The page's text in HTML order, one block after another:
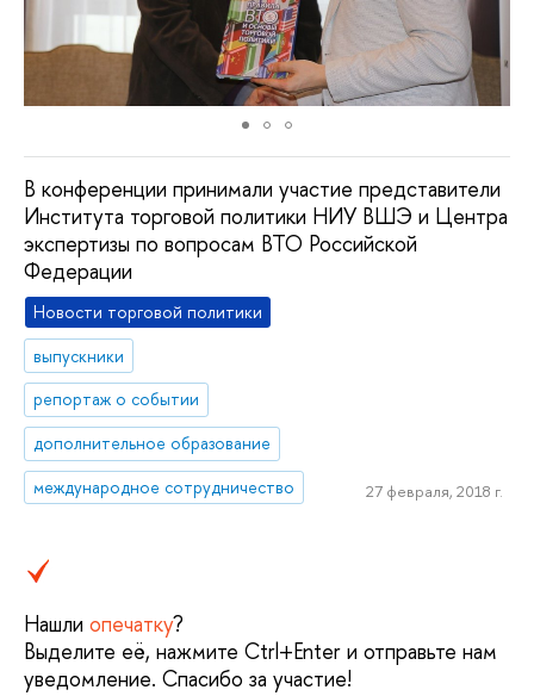
В конференции принимали участие представители
Института торговой политики НИУ ВШЭ и Центра
экспертизы по вопросам ВТО Российской
Федерации
Новости торговой политики
выпускники
репортаж о событии
дополнительное образование
международное сотрудничество
27 февраля, 2018 г.
Нашли опечатку?
Выделите её, нажмите Ctrl+Enter и отправьте нам
уведомление. Спасибо за участие!